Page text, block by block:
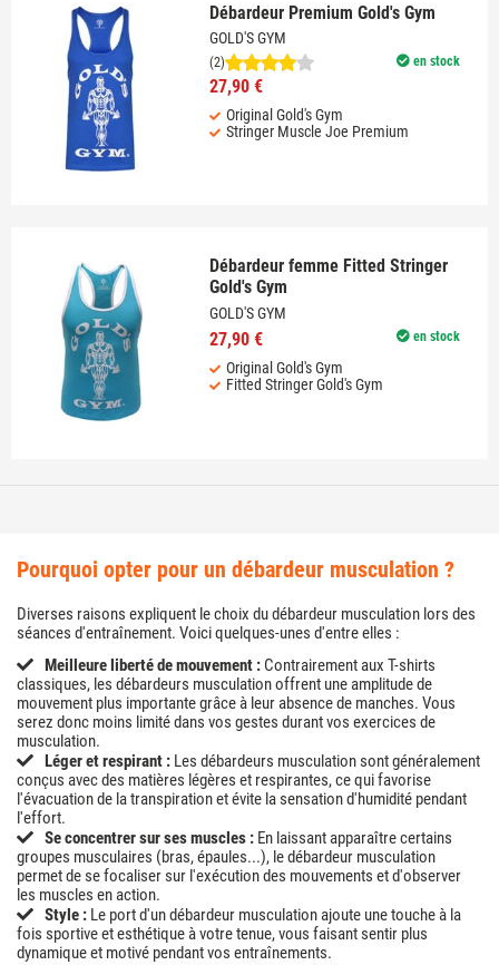
Débardeur Premium Gold's Gym
GOLD'S GYM
en stock
(2)
27,90 €
Original Gold's Gym
Stringer Muscle Joe Premium
Débardeur femme Fitted Stringer
Gold's Gym
GOLD'S GYM
en stock
27,90 €
Original Gold's Gym
Fitted Stringer Gold's Gym
pourquoi opter pour un débardeur musculation ?
Diverses raisons expliquent le choix du débardeur musculation lors des
séances d'entraînement. Voici quelques-unes d'entre elles :
Meilleure liberté de mouvement : Contrairement aux T-shirts
classiques, les débardeurs musculation offrent une amplitude de
mouvement plus importante grâce à leur absence de manches. Vous
serez donc moins limité dans vos gestes durant vos exercices de
musculation.
Léger et respirant : Les débardeurs musculation sont généralement
conçus avec des matières légères et respirantes, ce qui favorise
l'évacuation de la transpiration et évite la sensation d'humidité pendant
l'effort.
Se concentrer sur ses muscles : En laissant apparaître certains
groupes musculaires (bras, épaules...), le débardeur musculation
permet de se focaliser sur l'exécution des mouvements et d'observer
les muscles en action.
Style : Le port d'un débardeur musculation ajoute une touche à la
fois sportive et esthétique à votre tenue, vous faisant sentir plus
dynamique et motivé pendant vos entraînements.